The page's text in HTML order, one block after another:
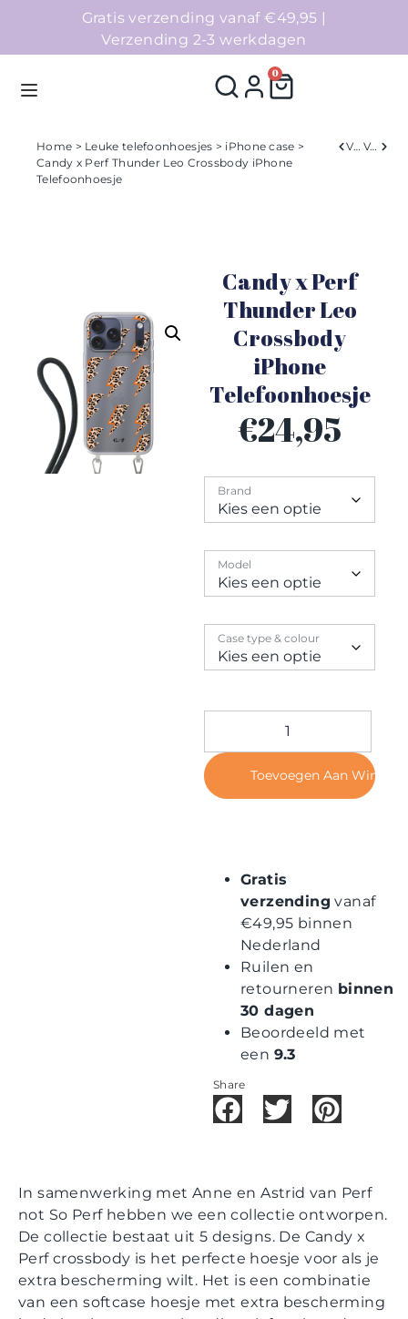
Gratis verzending vanaf €49,95 |
Verzending 2-3 werkdagen
0
Homepage
Collecties
Contact
Home > Leuke telefoonhoesjes > iPhone case >
Candy x Perf Thunder Leo Crossbody iPhone
Telefoonhoesje
Verleden Volgend
Candy x Perf
Thunder Leo
Crossbody
iPhone
Telefoonhoesje
€24,95
Brand
Model
Case type & colour
Toevoegen Aan
Gratis
verzending vanaf
€49,95 binnen
Nederland
Ruilen en
retourneren binnen
30 dagen
Beoordeeld met
een 9.3
Share
In samenwerking met Anne en Astrid van Perf
not So Perf hebben we een collectie ontworpen.
De collectie bestaat uit 5 designs. De Candy x
Perf crossbody is het perfecte hoesje voor als je
extra bescherming wilt. Het is een combinatie
van een softcase hoesje met extra bescherming